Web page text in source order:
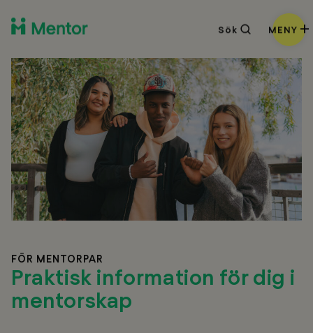
Sök Sök MENY
FÖR MENTORPAR
Praktisk information för dig i
mentorskap